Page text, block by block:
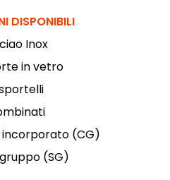
DISPONIBILI
Inox
in vetro
(CG)
(SG)